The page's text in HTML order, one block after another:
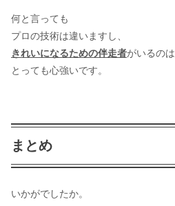
何と言っても
プロの技術は違いますし、
きれいになるための伴走者がいるのは
とっても心強いです。
まとめ
いかがでしたか。